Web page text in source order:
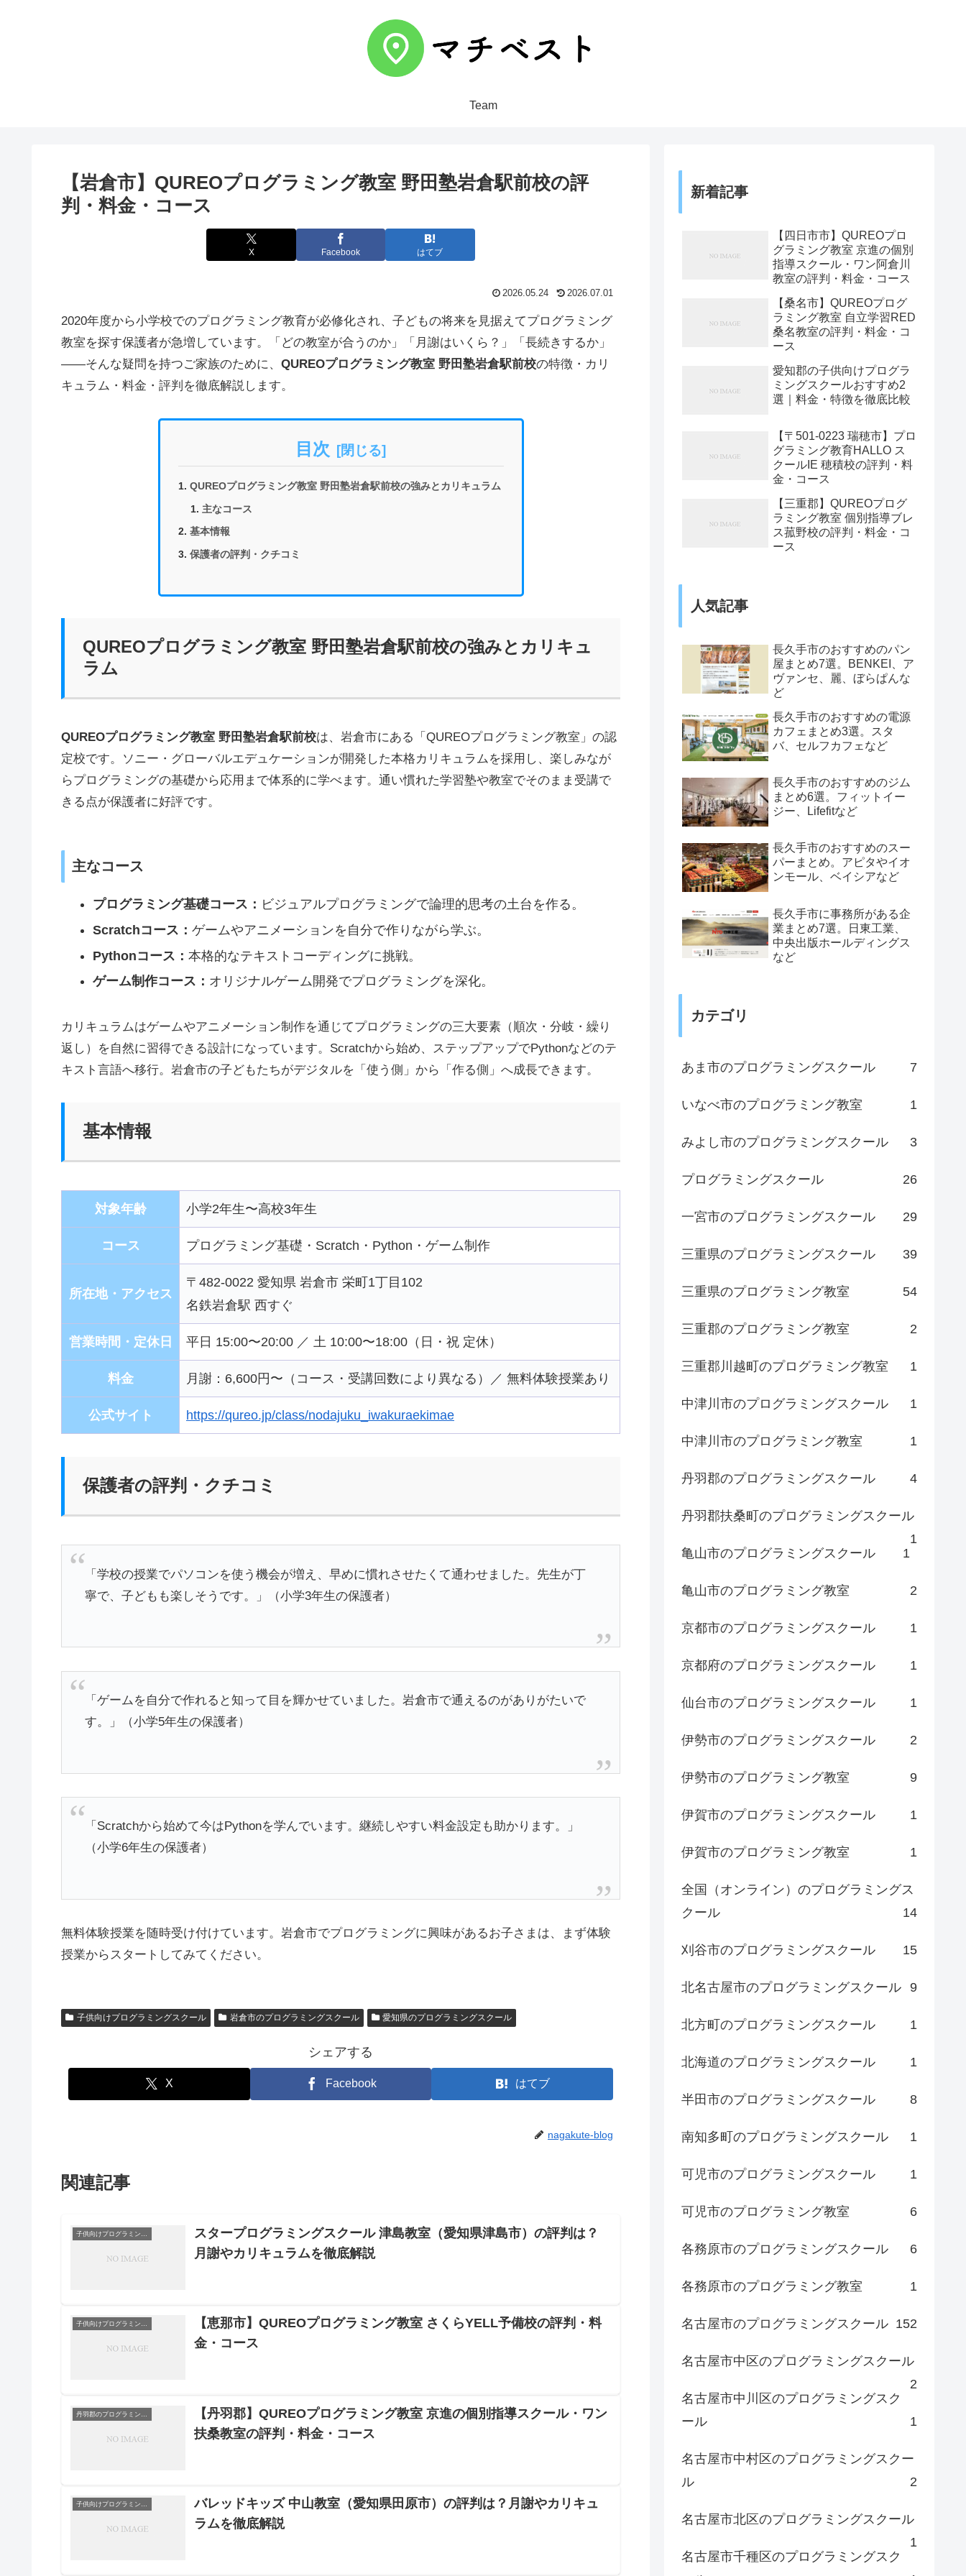
Team
【岩倉市】QUREOプログラミング教室 野田塾岩倉駅前校の評
判・料金・コース
X Facebook はてブ
2026.05.24 2026.07.01
2020年度から小学校でのプログラミング教育が必修化され、子どもの将来を見据えてプログラミング
教室を探す保護者が急増しています。「どの教室が合うのか」「月謝はいくら？」「長続きするか」
——そんな疑問を持つご家族のために、 QUREOプログラミング教室 野田塾岩倉駅前校の特徴・カリ
キュラム・料金・評判を徹底解説します。
目次
QUREOプログラミング教室 野田塾岩倉駅前校の強みとカリキュラム
主なコース
基本情報
保護者の評判・クチコミ
QUREOプログラミング教室 野田塾岩倉駅前校の強みとカリキュ
ラム
QUREOプログラミング教室 野田塾岩倉駅前校は、岩倉市にある「QUREOプログラミング教室」の認
定校です。ソニー・グローバルエデュケーションが開発した本格カリキュラムを採用し、楽しみなが
らプログラミングの基礎から応用まで体系的に学べます。通い慣れた学習塾や教室でそのまま受講で
きる点が保護者に好評です。
主なコース
プログラミング基礎コース： ビジュアルプログラミングで論理的思考の土台を作る。
Scratchコース： ゲームやアニメーションを自分で作りながら学ぶ。
Pythonコース： 本格的なテキストコーディングに挑戦。
ゲーム制作コース： オリジナルゲーム開発でプログラミングを深化。
カリキュラムはゲームやアニメーション制作を通じてプログラミングの三大要素（順次・分岐・繰り
返し）を自然に習得できる設計になっています。Scratchから始め、ステップアップでPythonなどのテ
キスト言語へ移行。岩倉市の子どもたちがデジタルを「使う側」から「作る側」へ成長できます。
基本情報
対象年齢 小学2年生〜高校3年生
コース プログラミング基礎・Scratch・Python・ゲーム制作
所在地・アクセス
〒482-0022 愛知県 岩倉市 栄町1丁目102
名鉄岩倉駅 西すぐ
営業時間・定休日 平日 15:00〜20:00 ／ 土 10:00〜18:00（日・祝 定休）
料金 月謝：6,600円〜（コース・受講回数により異なる）／ 無料体験授業あり
公式サイト https://qureo.jp/class/nodajuku_iwakuraekimae
保護者の評判・クチコミ
「学校の授業でパソコンを使う機会が増え、早めに慣れさせたくて通わせました。先生が丁
寧で、子どもも楽しそうです。」（小学3年生の保護者）
「ゲームを自分で作れると知って目を輝かせていました。岩倉市で通えるのがありがたいで
す。」（小学5年生の保護者）
「Scratchから始めて今はPythonを学んでいます。継続しやすい料金設定も助かります。」
（小学6年生の保護者）
無料体験授業を随時受け付けています。岩倉市でプログラミングに興味があるお子さまは、まず体験
授業からスタートしてみてください。
子供向けプログラミングスクール 岩倉市のプログラミングスクール 愛知県のプログラミングスクール
シェアする
X Facebook はてブ
nagakute-blog
関連記事
スタープログラミングスクール 津島教室（愛知県津島市）の評判は？
月謝やカリキュラムを徹底解説
子供向けプログラミングスクール
【恵那市】QUREOプログラミング教室 さくらYELL予備校の評判・料
金・コース
【丹羽郡】QUREOプログラミング教室 京進の個別指導スクール・ワン
扶桑教室の評判・料金・コース
子供向けプログラミングスクール
バレッドキッズ 中山教室（愛知県田原市）の評判は？月謝やカリキュ
ラムを徹底解説
新着記事
【四日市市】QUREOプロ
グラミング教室 京進の個別
指導スクール・ワン阿倉川
教室の評判・料金・コース
【桑名市】QUREOプログ
ラミング教室 自立学習RED
桑名教室の評判・料金・コ
ース
愛知郡の子供向けプログラ
ミングスクールおすすめ2
選｜料金・特徴を徹底比較
【〒501-0223 瑞穂市】プロ
グラミング教育HALLO ス
クールIE 穂積校の評判・料
金・コース
【三重郡】QUREOプログ
ラミング教室 個別指導ブレ
ス菰野校の評判・料金・コ
ース
人気記事
長久手市のおすすめのパン
屋まとめ7選。BENKEI、ア
ヴァンセ、麗、ぼらぱんな
ど
長久手市のおすすめの電源
カフェまとめ3選。スタ
バ、セルフカフェなど
長久手市のおすすめのジム
まとめ6選。フィットイー
ジー、Lifefitなど
長久手市のおすすめのスー
パーまとめ。アピタやイオ
ンモール、ベイシアなど
長久手市に事務所がある企
業まとめ7選。日東工業、
中央出版ホールディングス
など
カテゴリ
あま市のプログラミングスクール 7
いなべ市のプログラミング教室 1
みよし市のプログラミングスクール 3
プログラミングスクール 26
一宮市のプログラミングスクール 29
三重県のプログラミングスクール 39
三重県のプログラミング教室 54
三重郡のプログラミング教室 2
三重郡川越町のプログラミング教室 1
中津川市のプログラミングスクール 1
中津川市のプログラミング教室 1
丹羽郡のプログラミングスクール 4
丹羽郡扶桑町のプログラミングスクール
1
亀山市のプログラミングスクール
1
亀山市のプログラミング教室 2
京都市のプログラミングスクール 1
京都府のプログラミングスクール 1
仙台市のプログラミングスクール 1
伊勢市のプログラミングスクール 2
伊勢市のプログラミング教室 9
伊賀市のプログラミングスクール 1
伊賀市のプログラミング教室 1
全国（オンライン）のプログラミングス
クール
14
刈谷市のプログラミングスクール 15
北名古屋市のプログラミングスクール 9
北方町のプログラミングスクール 1
北海道のプログラミングスクール 1
半田市のプログラミングスクール 8
南知多町のプログラミングスクール 1
可児市のプログラミングスクール 1
可児市のプログラミング教室 6
各務原市のプログラミングスクール 6
各務原市のプログラミング教室 1
名古屋市のプログラミングスクール 152
名古屋市中区のプログラミングスクール
2
名古屋市中川区のプログラミングスク
ール
1
名古屋市中村区のプログラミングスクー
ル
2
名古屋市北区のプログラミングスクール
1
名古屋市千種区のプログラミングスク